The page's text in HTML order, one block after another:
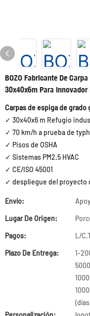
BOZO Fabricante De
30x40x6m Para
Carpas de espiga de grado
✓ 30x40x6 m Refugio
✓ 70 km/h a prueba de
✓ Pisos de OSHA
✓ Sistemas PM2.5 HVAC
✓ CE/ISO 45001
✓ despliegue del proyecto
Envío:
Lugar De Origen:
Pagos: L/
Plazo De Entrega:
1-